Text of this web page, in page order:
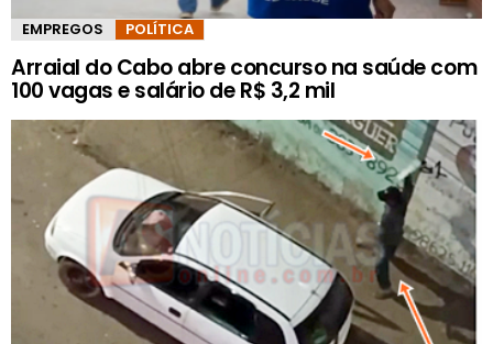
EMPREGOS POLÍTICA
Arraial do Cabo abre concurso na saúde com
100 vagas e salário de R$ 3,2 mil